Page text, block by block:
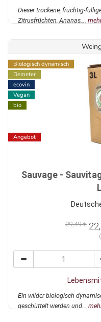
Dieser trockene, fruchtig-
Zitrusfrüchten, Ananas,...
Biologisch dynamisch
Demeter
ecovin
Vegan
bio
Angebot
Sauvage -
29,49 €
Ein wilder biologisch-
geschüttelt werden und...